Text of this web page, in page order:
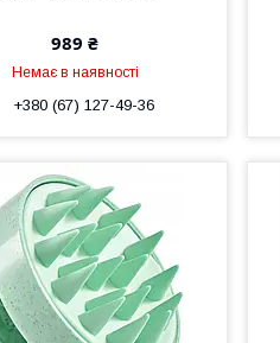
989 ₴
Немає в наявності
+380 (67) 127-49-36